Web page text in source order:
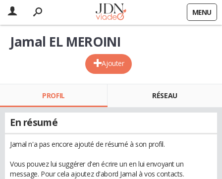
MENU
Ajouter
Jamal EL MEROINI
PROFIL RÉSEAU
En résumé
Jamal n'a pas encore ajouté de résumé à son profil.
Vous pouvez lui suggérer d'en écrire un en lui envoyant un
message. Pour cela ajoutez d'abord Jamal à vos contacts.